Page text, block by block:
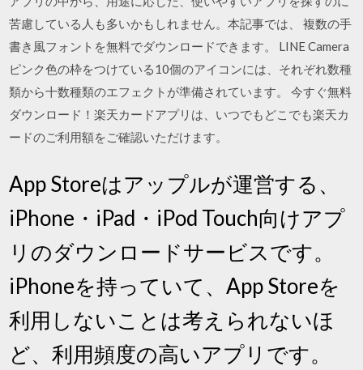
苦慮している人も多いかもしれません。本記事では、 複数の手
書き風フォントを無料でダウンロードできます。 LINE Camera
ピンク色の枠をつけている10個のアイコンには、それぞれ数種
類から十数種類のエフェクトが準備されています。 今すぐ無料
ダウンロード！楽天カードアプリは、いつでもどこでも楽天カ
ードのご利用額をご確認いただけます。
App Storeはアップルが運営する、
iPhone・iPad・iPod Touch向けアプ
リのダウンロードサービスです。
iPhoneを持っていて、App Storeを
利用しないことは考えられないほ
ど、利用頻度の高いアプリです。